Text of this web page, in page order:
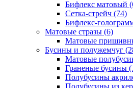
Бифлекс матовый
Сетка-стрейч (74)
Бифлекс-
Матовые стразы (6)
Матовые
Бусины и полужемчуг
Матовые
Граненые бусины
Полубусины
Полубусины из